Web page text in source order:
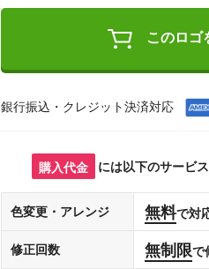
このロゴ
銀行振込・クレジット決済対応
購入代金 には以下のサービ
色変更・アレンジ 無料で対
修正回数 無制限で